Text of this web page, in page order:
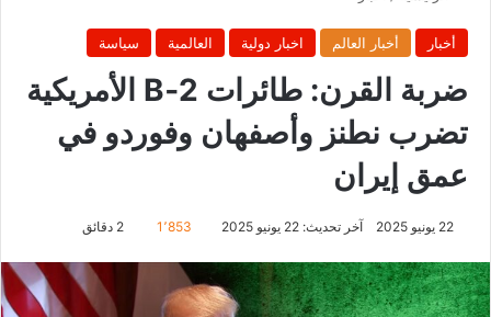
أخبار أخبار العالم اخبار دولية العالمية سياسة
ضربة القرن: طائرات B‑2 الأمريكية
تضرب نطنز وأصفهان وفوردو في
عمق إيران
22 يونيو 2025 آخر تحديث: 22 يونيو 2025 1٬853